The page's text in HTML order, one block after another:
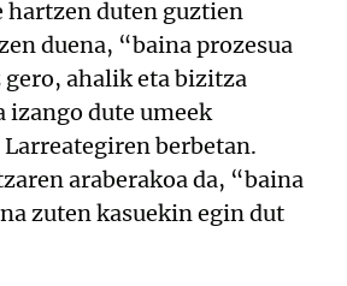
hartzen duten guztien
duena, “baina prozesua
gero, ahalik eta bizitza
dute umeek
berbetan.
araberakoa da, “baina
zuten kasuekin egin dut